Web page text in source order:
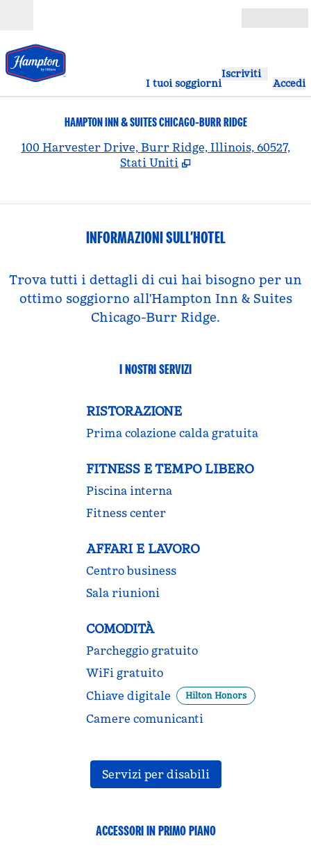
I tuoi soggiorni
Iscriviti
Accedi
HAMPTON INN & SUITES CHICAGO-BURR RIDGE
100 Harvester Drive, Burr Ridge, Illinois, 60527,
Stati Uniti
INFORMAZIONI SULL’HOTEL
Trova tutti i dettagli di cui hai bisogno per un
ottimo soggiorno all'Hampton Inn & Suites
Chicago-Burr Ridge.
I NOSTRI SERVIZI
RISTORAZIONE
Prima colazione calda gratuita
FITNESS E TEMPO LIBERO
Piscina interna
Fitness center
AFFARI E LAVORO
Centro business
Sala riunioni
COMODITÀ
Parcheggio gratuito
WiFi gratuito
Chiave digitale
Hilton Honors
Camere comunicanti
Servizi per disabili
ACCESSORI IN PRIMO PIANO
FITNESS CENTER